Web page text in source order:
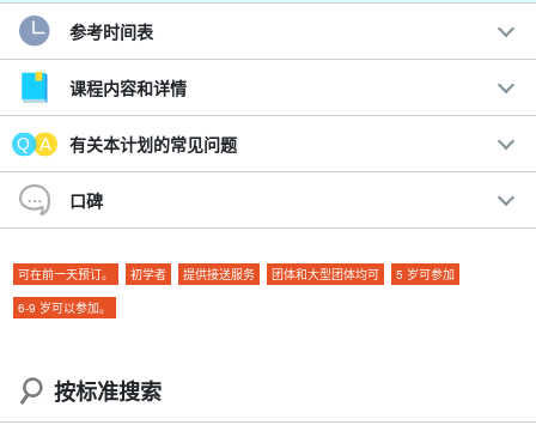
只需预订一天的日程，所有费用（设备租赁费）均包括在内！
☆ 参观者特别优惠☆ ☆ 参观者特别优惠☆ ☆ 参观者特别
优惠☆ ☆ 参观者特别优惠
免费设备租赁
免费接送的市中心区
◆ 盒装眼镜和儿童玩沙套装
⬇︎“幻之岛”半日浮潜行程请点击此处⬇︎
所要时间时间：约 3.5 小时
参考时间表
课程内容和详情
有关本计划的常见问题
口碑
可在前一天预订。 初学者 提供接送服务 团体和大型团体均可
5 岁可参加
6-9 岁可以参加。
按标准搜索